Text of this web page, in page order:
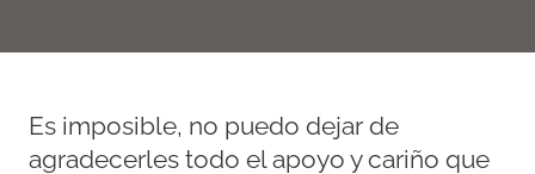
Es imposible, no puedo dejar de
agradecerles todo el apoyo y cariño que